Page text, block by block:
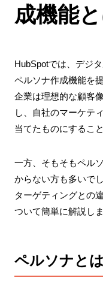
成機能
HubSpotでは、デジ
ペルソナ作成機能を
企業は理想的な顧客
し、自社のマーケテ
当てたものにするこ
一方、そもそもペル
からない方も多いで
ターゲティングとの
ついて簡単に解説しま
ペルソナとは